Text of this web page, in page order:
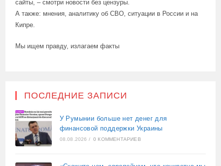
сайты, – смотри новости без цензуры.
А также: мнения, аналитику об СВО, ситуации в России и на
Кипре.
Мы ищем правду, излагаем факты
ПОСЛЕДНИЕ ЗАПИСИ
У Румынии больше нет денег для
финансовой поддержки Украины
08.08.2026 / 0 КОММЕНТАРИЕВ